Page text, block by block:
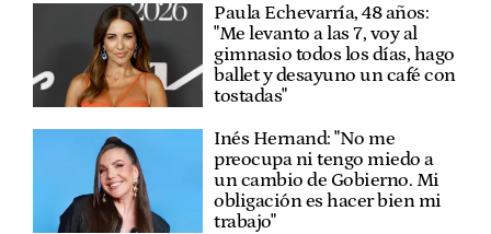
Paula Echevarría, 48 años:
"Me levanto a las 7, voy al
gimnasio todos los días, hago
ballet y desayuno un café con
tostadas"
Inés Hernand: "No me
preocupa ni tengo miedo a
un cambio de Gobierno. Mi
obligación es hacer bien mi
trabajo"